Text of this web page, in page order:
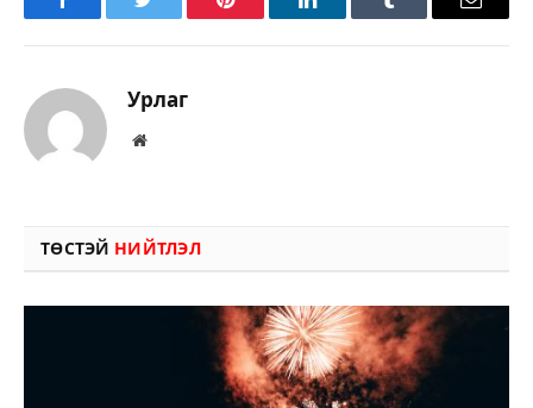
FacebookTwitter Pinterest LinkedInTumblr Имэйл
Урлаг
Вэбсайт
ТӨСТЭЙ НИЙТЛЭЛ